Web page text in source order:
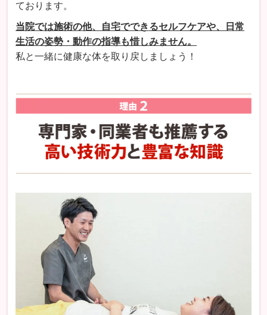
ております。
当院では施術の他、自宅でできるセルフケアや、日常
生活の姿勢・動作の指導も惜しみません。
私と一緒に健康な体を取り戻しましょう！